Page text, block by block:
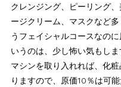
クレンジング、ピーリング
ージクリーム、マスクなど
うフェイシャルコースなの
いうのは、少し怖い気もしま
マシンを取り入れれば、化
りますので、原価10％は可能